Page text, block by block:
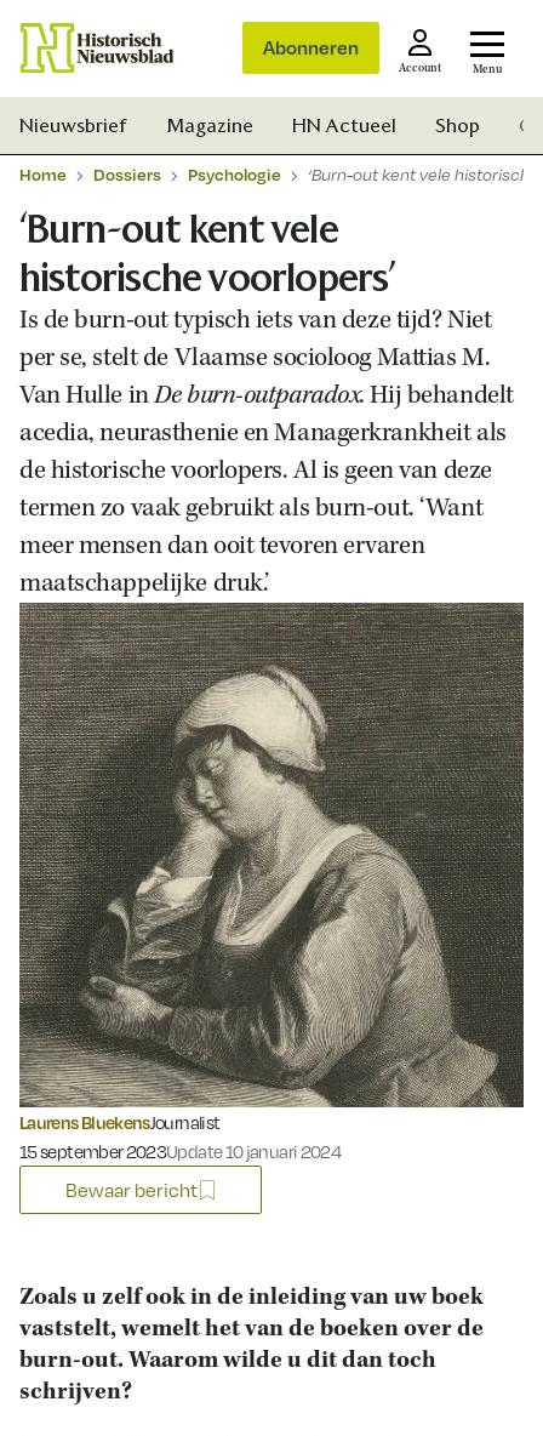
Abonneren
Account Menu
Zoek
Nieuwsbrief Magazine HN Actueel Shop
Home Dossiers Psychologie ‘Burn-out kent vele historische
‘Burn-out kent vele
historische voorlopers’
Is de burn-out typisch iets van deze tijd? Niet
per se, stelt de Vlaamse socioloog Mattias M.
Van Hulle inDe burn-outparadox.Hij behandelt
acedia, neurasthenie en Managerkrankheit als
de historische voorlopers. Al is geen van deze
termen zo vaak gebruikt als burn-out. ‘Want
meer mensen dan ooit tevoren ervaren
maatschappelijke druk.’
Laurens BluekensJournalist
Gepubliceerd op:
15 september 2023Update 10 januari 2024
Bewaar bericht
Zoals u zelf ook in de inleiding van uw boek
vaststelt, wemelt het van de boeken over de
burn-out. Waarom wilde u dit dan toch
schrijven?